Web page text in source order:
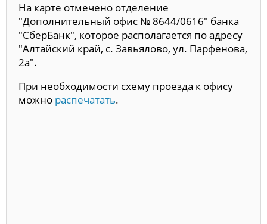
На карте отмечено отделение
"Дополнительный офис № 8644/0616" банка
"СберБанк", которое располагается по адресу
"Алтайский край, с. Завьялово, ул. Парфенова,
2а".
При необходимости схему проезда к офису
можно распечатать.